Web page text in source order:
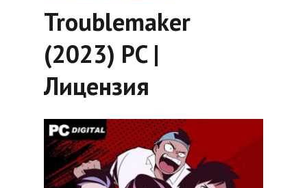
Troublemaker
(2023) PC |
Лицензия